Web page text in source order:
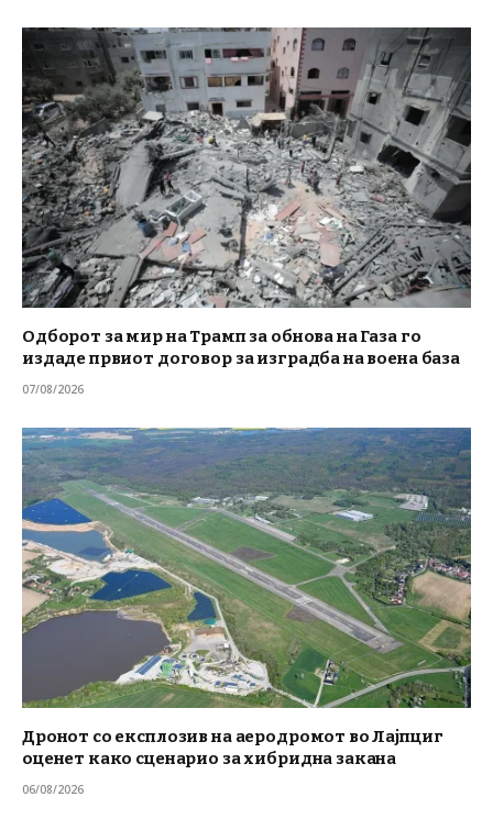
Одборот за мир на Трамп за обнова на Газа го
издаде првиот договор за изградба на воена база
07/08/2026
Дронот со експлозив на аеродромот во Лајпциг
оценет како сценарио за хибридна закана
06/08/2026